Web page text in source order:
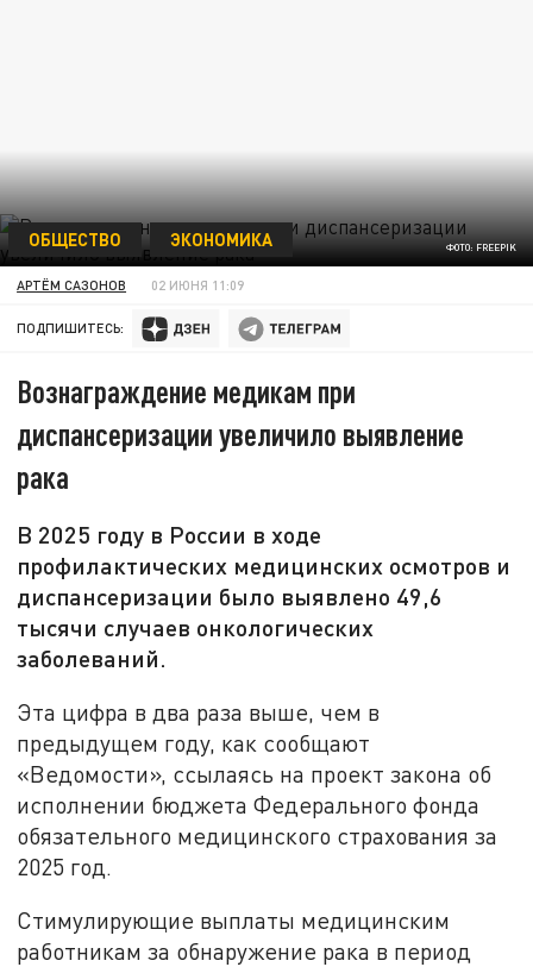
ФОТО: FREEPIK
ОБЩЕСТВО ЭКОНОМИКА
АРТЁМ САЗОНОВ 02 ИЮНЯ 11:09
ПОДПИШИТЕСЬ:
Вознаграждение медикам при
диспансеризации увеличило выявление
рака
В 2025 году в России в ходе
профилактических медицинских осмотров и
диспансеризации было выявлено 49,6
тысячи случаев онкологических
заболеваний.
Эта цифра в два раза выше, чем в
предыдущем году, как сообщают
«Ведомости», ссылаясь на проект закона об
исполнении бюджета Федерального фонда
обязательного медицинского страхования за
2025 год.
Стимулирующие выплаты медицинским
работникам за обнаружение рака в период